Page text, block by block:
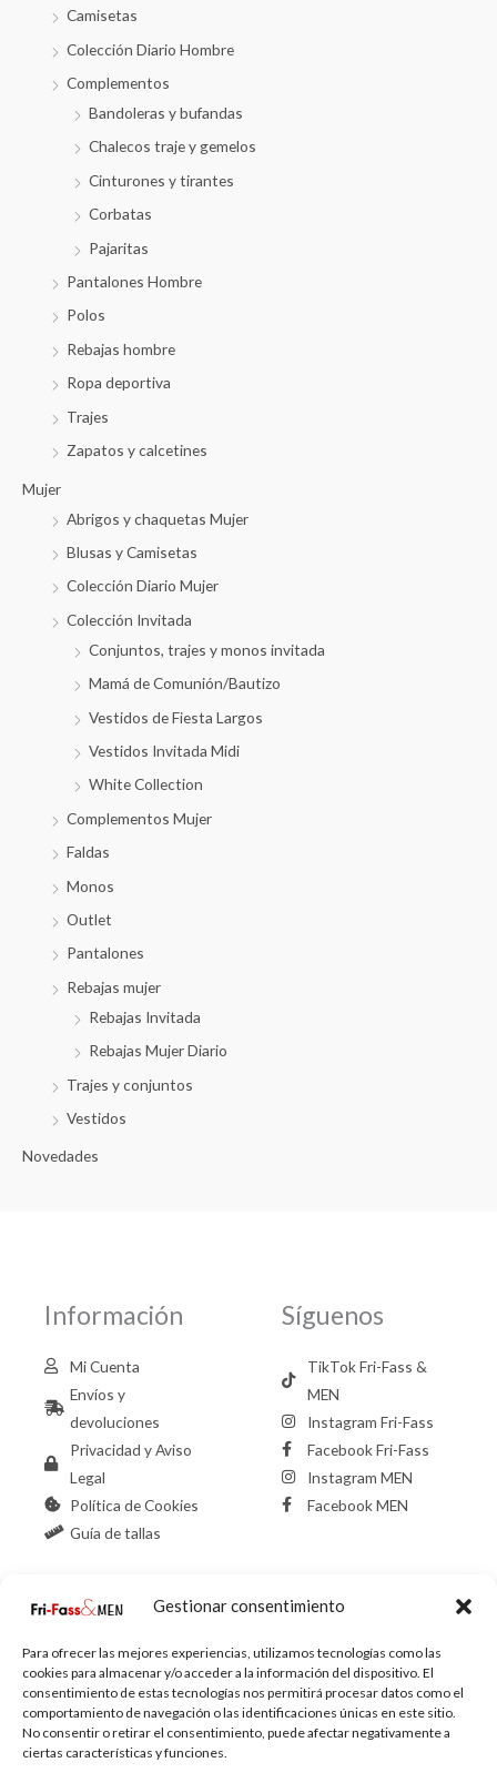
Gestionar consentimiento
Para ofrecer las mejores experiencias, utilizamos tecnologías como las
cookies para almacenar y/o acceder a la información del dispositivo. El
consentimiento de estas tecnologías nos permitirá procesar datos como el
comportamiento de navegación o las identificaciones únicas en este sitio.
No consentir o retirar el consentimiento, puede afectar negativamente a
ciertas características y funciones.
Camisetas
Colección Diario Hombre
Complementos
Bandoleras y bufandas
Chalecos traje y gemelos
Cinturones y tirantes
Corbatas
Pajaritas
Pantalones Hombre
Polos
Rebajas hombre
Ropa deportiva
Trajes
Zapatos y calcetines
Mujer
Abrigos y chaquetas Mujer
Blusas y Camisetas
Colección Diario Mujer
Colección Invitada
Conjuntos, trajes y monos invitada
Mamá de Comunión/Bautizo
Vestidos de Fiesta Largos
Vestidos Invitada Midi
White Collection
Complementos Mujer
Faldas
Monos
Outlet
Pantalones
Rebajas mujer
Rebajas Invitada
Rebajas Mujer Diario
Trajes y conjuntos
Vestidos
Novedades
Información
Mi Cuenta
Envíos y
devoluciones
Privacidad y Aviso
Legal
Política de Cookies
Guía de tallas
Síguenos
TikTok Fri-Fass &
MEN
Instagram Fri-Fass
Facebook Fri-Fass
Instagram MEN
Facebook MEN
Contacto Fri-
Fass
958137075
C/ Palencia, 8,
958126402
C/ Palencia, 6,
Granada